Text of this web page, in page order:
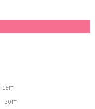
- 15件
- 30件